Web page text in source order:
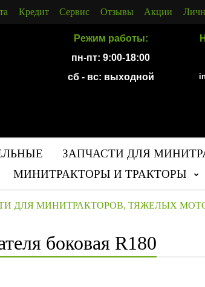
Кредит Сервис Отзывы Акции
Режим работы:
пн-пт: 9:00-18:00
сб - вс: выходной
ЗАПЧАСТИ ДЛЯ
МИНИТРАКТОРЫ И ТРАКТОРЫ
ДЛЯ МИНИТРАКТОРОВ, ТЯЖЕЛЫХ
боковая R180